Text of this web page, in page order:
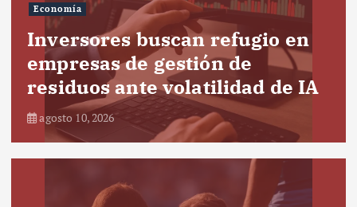
Economía
Inversores buscan refugio en
empresas de gestión de
residuos ante volatilidad de IA
agosto 10, 2026